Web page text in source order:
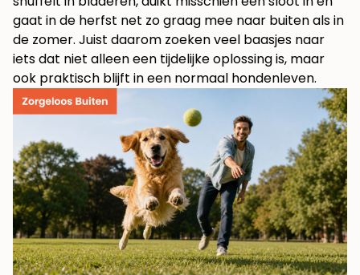
gaat in de herfst net zo graag mee naar buiten als in
de zomer. Juist daarom zoeken veel baasjes naar
iets dat niet alleen een tijdelijke oplossing is, maar
ook praktisch blijft in een normaal hondenleven.